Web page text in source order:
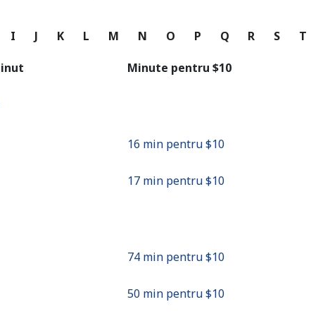
I J K L M N O P Q R S T
Minute pentru ⁦$10⁩
16 min pentru ⁦$10⁩
17 min pentru ⁦$10⁩
74 min pentru ⁦$10⁩
50 min pentru ⁦$10⁩